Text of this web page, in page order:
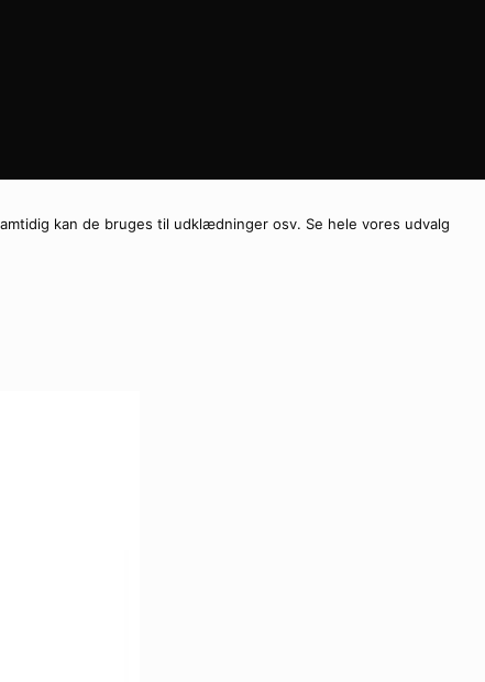
kan de bruges til udklædninger osv. Se hele vores udvalg